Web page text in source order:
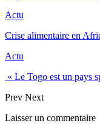
Actu
Crise alimentaire en
Actu
« Le Togo est un pays
Prev Next
Laisser un commentaire